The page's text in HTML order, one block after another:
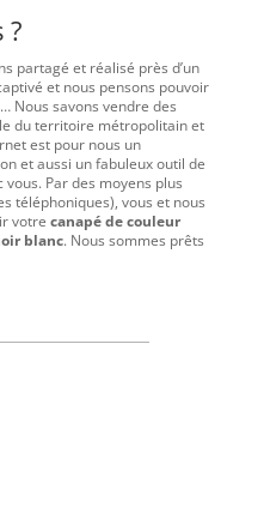
?
partagé et réalisé près d’un
et nous pensons pouvoir
Nous savons vendre des
du territoire métropolitain et
est pour nous un
et aussi un fabuleux outil de
Par des moyens plus
téléphoniques), vous et nous
votre canapé de couleur
blanc. Nous sommes prêts